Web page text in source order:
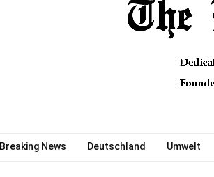
Breaking News Deutschland Umwelt